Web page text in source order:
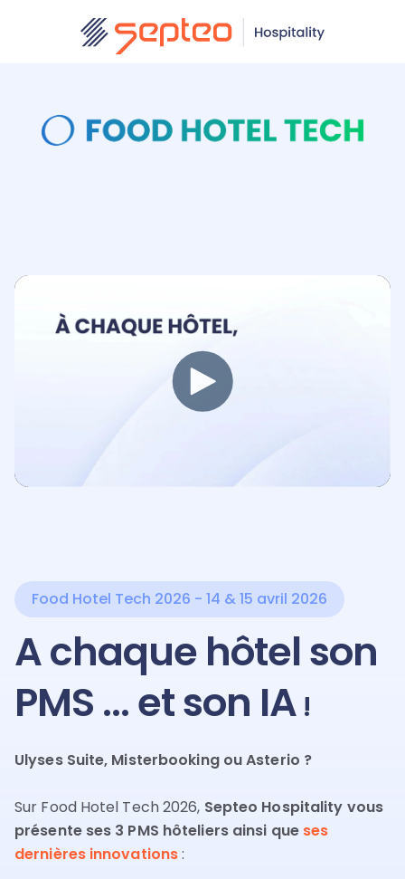
Food Hotel Tech 2026 - 14 & 15 avril 2026
A chaque hôtel son
PMS ... et son IA !
Ulyses Suite, Misterbooking ou Asterio ?
Sur Food Hotel Tech 2026, Septeo Hospitality vous
présente ses 3 PMS hôteliers ainsi que ses
dernières innovations: